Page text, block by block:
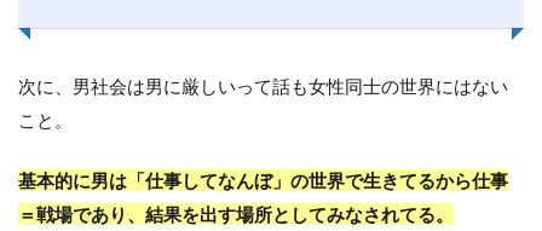
次に、男社会は男に厳しいって話も女性同士の世界にはない
こと。
基本的に男は「仕事してなんぼ」の世界で生きてるから仕事
＝戦場であり、結果を出す場所としてみなされてる。